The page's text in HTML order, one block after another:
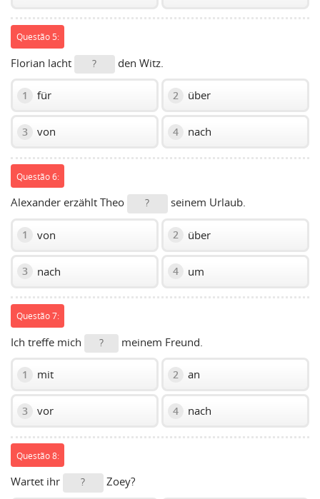
Questão 5:
Florian lacht ? den Witz.
1 für 2 über
3 von 4 nach
Questão 6:
Alexander erzählt Theo ? seinem Urlaub.
1 von 2 über
3 nach 4 um
Questão 7:
Ich treffe mich ? meinem Freund.
1 mit 2 an
3 vor 4 nach
Questão 8:
Wartet ihr ? Zoey?